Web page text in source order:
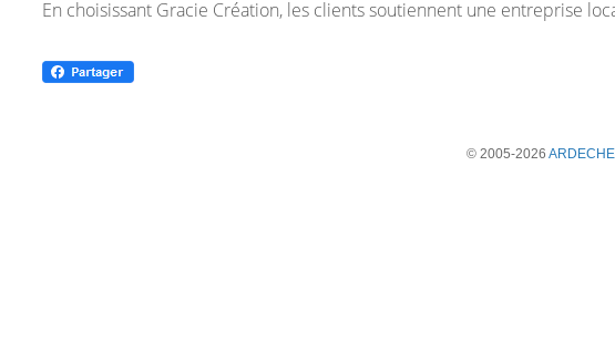
En choisissant Gracie Création, les clients soutiennent une entreprise
© 2005-2026